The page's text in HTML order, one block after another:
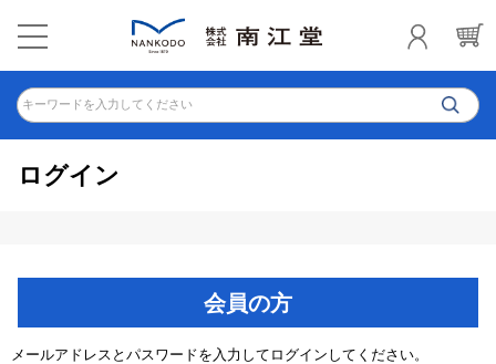
キーワードを入力してください
ログイン
会員の方
メールアドレスとパスワードを入力してログインしてください。